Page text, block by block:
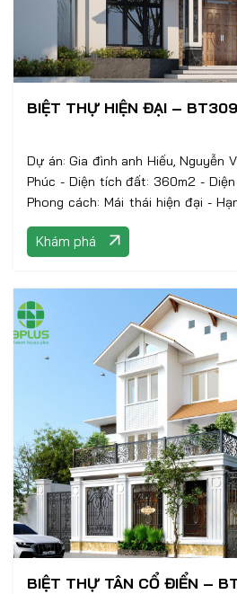
BIỆT THỰ HIỆN ĐẠI – BT309
Dự án: Gia đình anh Hiếu, Nguyễn
Phúc - Diện tích đất: 360m2 -
Phong cách: Mái thái hiện đại -
kế kiến trúc
Khám phá
BIỆT THỰ TÂN CỔ ĐIỂN –